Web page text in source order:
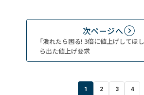
次ページへ
「潰れたら困る! 3倍に値上げしてほ
ら出た値上げ要求
1 2 3 4